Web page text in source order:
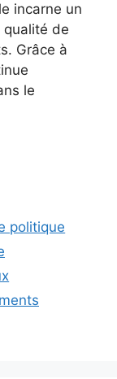
incarne un
de
Grâce à
le
politique